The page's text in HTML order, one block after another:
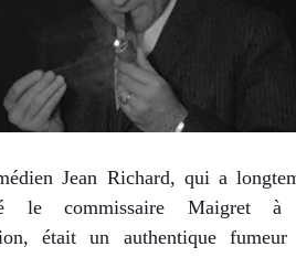
Jean Richard, qui a
le commissaire Maigret
était un authentique fumeur